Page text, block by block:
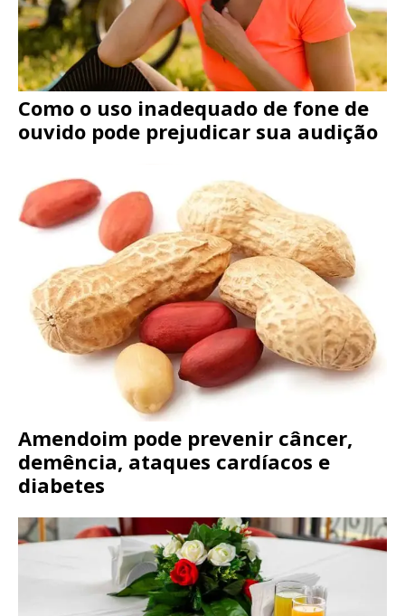
Como o uso inadequado de fone de
ouvido pode prejudicar sua audição
Amendoim pode prevenir câncer,
demência, ataques cardíacos e
diabetes